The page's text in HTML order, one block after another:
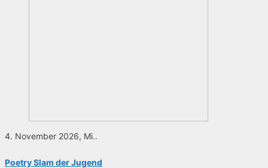
4. November 2026, Mi..
Poetry Slam der Jugend